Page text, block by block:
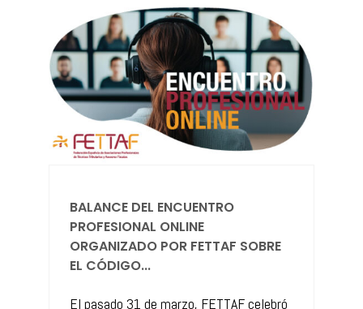
BALANCE DEL ENCUENTRO
PROFESIONAL ONLINE
ORGANIZADO POR FETTAF SOBRE
EL CÓDIGO...
El pasado 31 de marzo, FETTAF celebró